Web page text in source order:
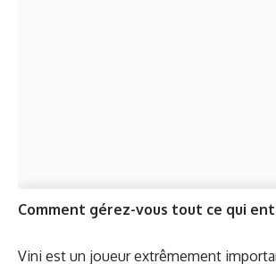
Comment gérez-vous tout ce qui
Vini est un joueur extrêmement